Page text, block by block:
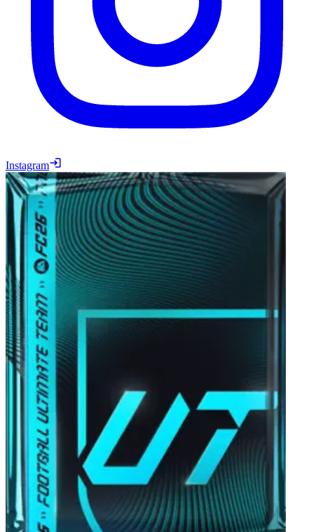
Instagram